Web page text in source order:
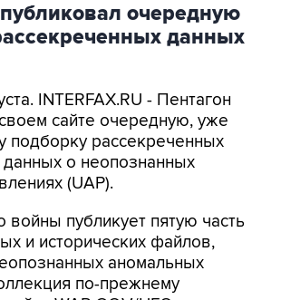
очередную
данных
INTERFAX.RU - Пентагон
сайте очередную, уже
подборку рассекреченных
данных о неопознанных
(UAP).
войны публикует пятую часть
и исторических файлов,
аномальных
по-прежнему